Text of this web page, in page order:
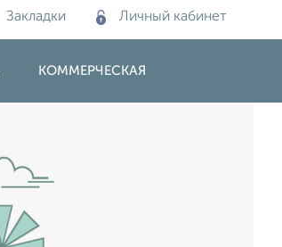
Закладки Личный кабинет
КОММЕРЧЕСКАЯ